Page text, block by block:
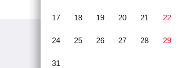
17 18 19 20 21 22
24 25 26 27 28 29
31